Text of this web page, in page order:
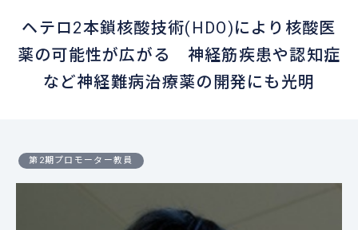
ヘテロ2本鎖核酸技術(HDO)により核酸医
薬の可能性が広がる 神経筋疾患や認知症
など神経難病治療薬の開発にも光明
第2期プロモーター教員